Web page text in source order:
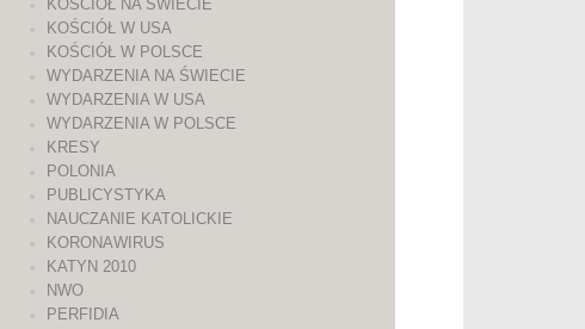
KOŚCIÓŁ NA ŚWIECIE
KOŚCIÓŁ W USA
KOŚCIÓŁ W POLSCE
WYDARZENIA NA ŚWIECIE
WYDARZENIA W USA
WYDARZENIA W POLSCE
KRESY
POLONIA
PUBLICYSTYKA
NAUCZANIE KATOLICKIE
KORONAWIRUS
KATYN 2010
NWO
PERFIDIA